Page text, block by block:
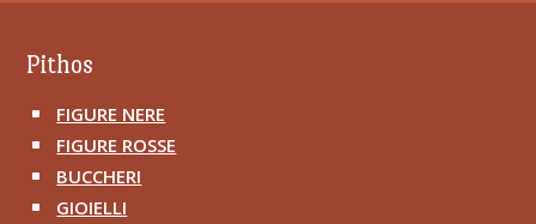
Pithos
^ FIGURE NERE
^ FIGURE ROSSE
^ BUCCHERI
^ GIOIELLI